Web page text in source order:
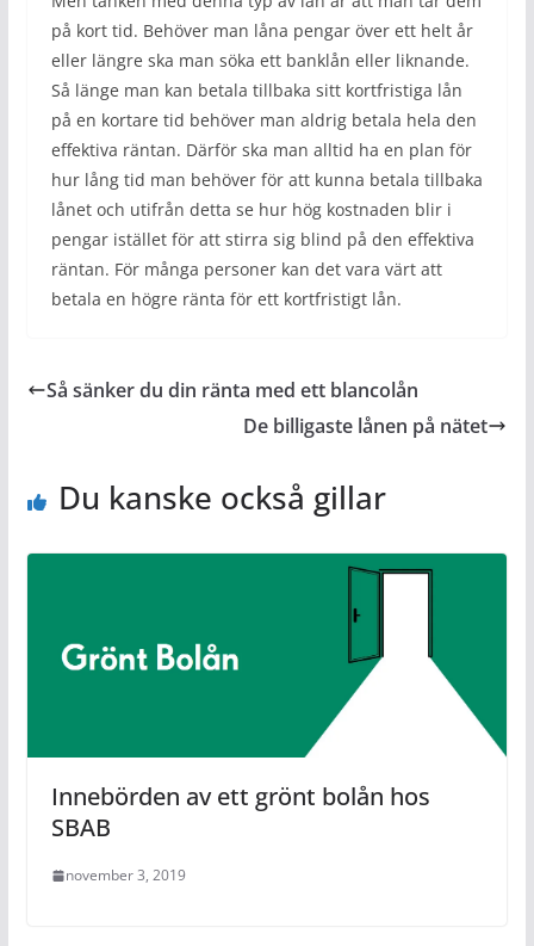
på kort tid. Behöver man låna pengar över ett helt år
eller längre ska man söka ett banklån eller liknande.
Så länge man kan betala tillbaka sitt kortfristiga lån
på en kortare tid behöver man aldrig betala hela den
effektiva räntan. Därför ska man alltid ha en plan för
hur lång tid man behöver för att kunna betala tillbaka
lånet och utifrån detta se hur hög kostnaden blir i
pengar istället för att stirra sig blind på den effektiva
räntan. För många personer kan det vara värt att
betala en högre ränta för ett kortfristigt lån.
Så sänker du din ränta med ett blancolån
De billigaste lånen på nätet
Du kanske också gillar
Innebörden av ett grönt bolån hos
SBAB
november 3, 2019